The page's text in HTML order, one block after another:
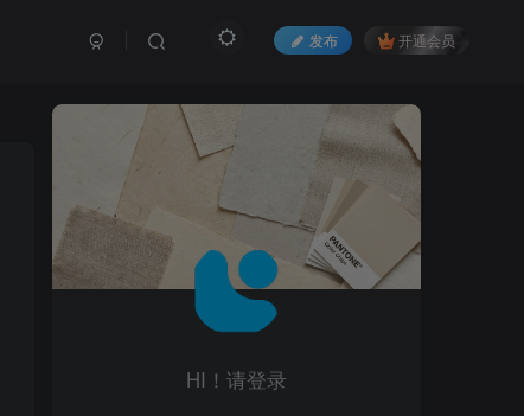
发布 开通会员
HI！请登录